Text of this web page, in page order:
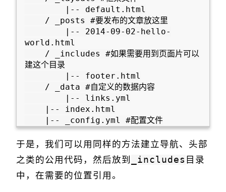
world.html
建这个目录
于是，我们可以用同样的方法建立导航、头部
之类的公用代码，然后放到
_includes 目录
中，在需要的位置引用。